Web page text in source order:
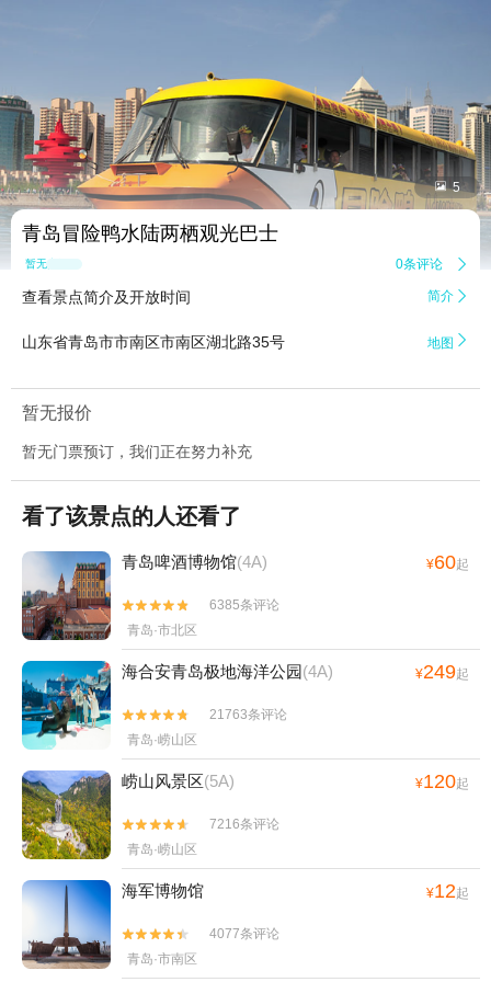
 5
青岛冒险鸭水陆两栖观光巴士
暂无点评 0条评论 
查看景点简介及开放时间 简介 
山东省青岛市市南区市南区湖北路35号 地图 
暂无报价
暂无门票预订，我们正在努力补充
看了该景点的人还看了
青岛啤酒博物馆(4A) ¥60起


6385条评论
青岛·市北区
海合安青岛极地海洋公园(4A) ¥249起


21763条评论
青岛·崂山区
崂山风景区(5A) ¥120起


7216条评论
青岛·崂山区
海军博物馆 ¥12起


4077条评论
青岛·市南区